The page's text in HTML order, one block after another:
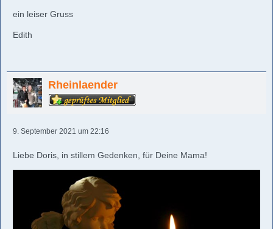
ein leiser Gruss
Edith
Rheinlaender
9. September 2021 um 22:16
Liebe Doris, in stillem Gedenken, für Deine Mama!